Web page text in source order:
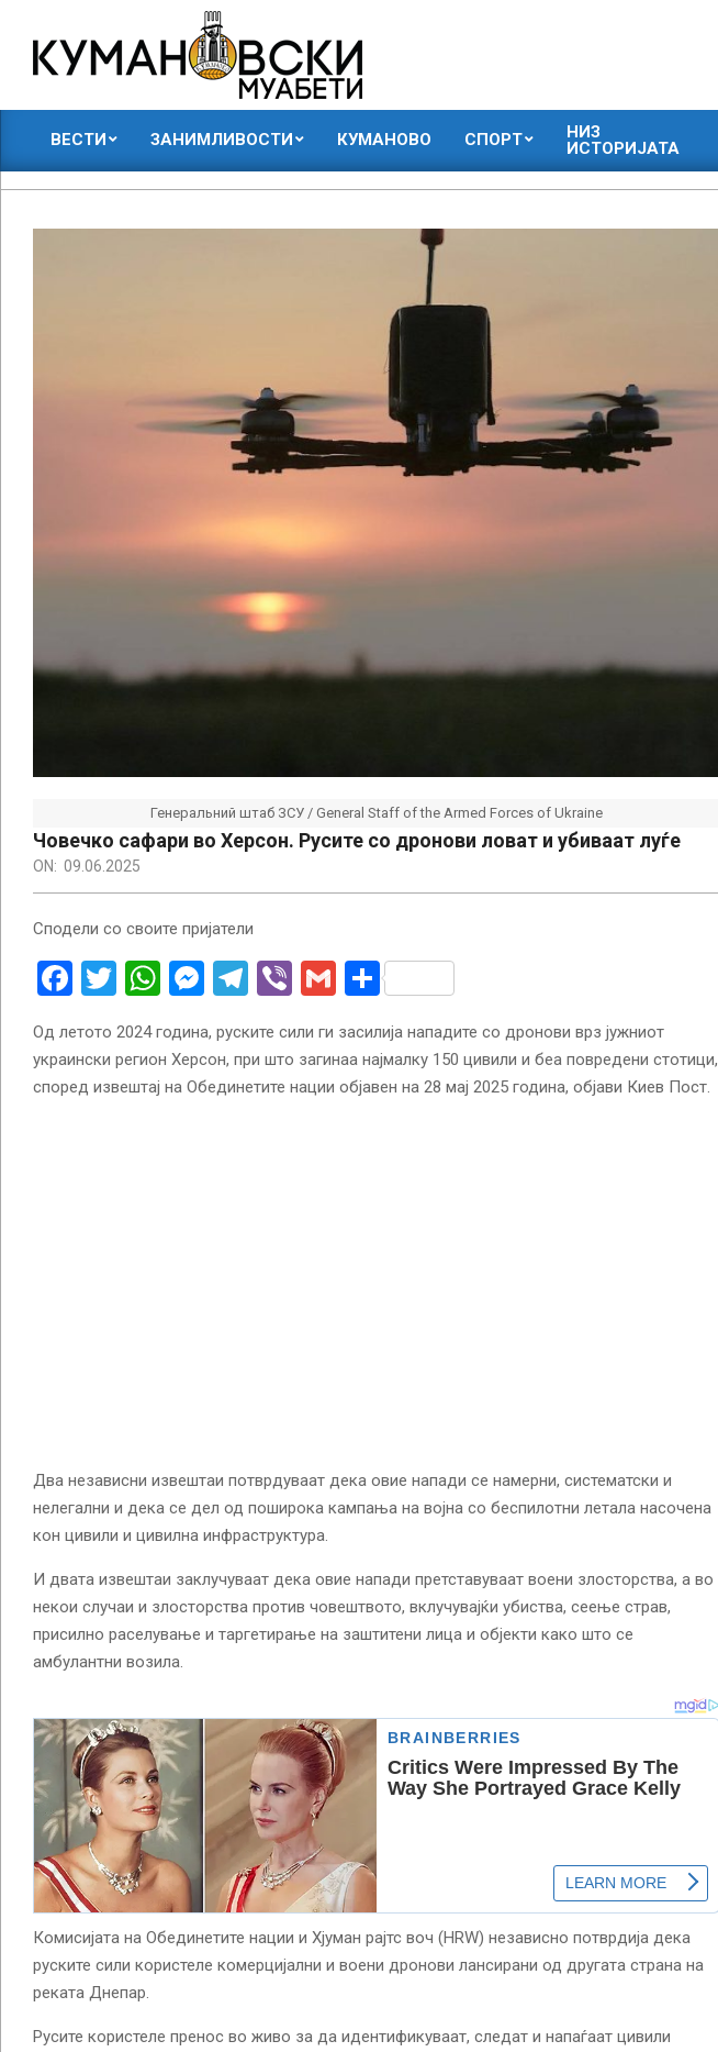
content
КУМАНОВСКИ
МУАБЕТИ
ВЕСТИ ЗАНИМЛИВОСТИ КУМАНОВО СПОРТ
НИЗ
ИСТОРИЈАТА
Генеральний штаб ЗСУ / General Staff of the Armed Forces of Ukraine
Човечко сафари во Херсон. Русите со дронови ловат и убиваат луѓе
ON: 09.06.2025
Сподели со своите пријатели
Facebook
Twitter
WhatsApp
Messenger
Telegram
ViberGmailShare
Од летото 2024 година, руските сили ги засилија нападите со дронови врз јужниот
украински регион Херсон, при што загинаа најмалку 150 цивили и беа повредени стотици,
според извештај на Обединетите нации објавен на 28 мај 2025 година, објави Киев Пост.
Два независни извештаи потврдуваат дека овие напади се намерни, систематски и
нелегални и дека се дел од поширока кампања на војна со беспилотни летала насочена
кон цивили и цивилна инфраструктура.
И двата извештаи заклучуваат дека овие напади претставуваат воени злосторства, а во
некои случаи и злосторства против човештвото, вклучувајќи убиства, сеење страв,
присилно раселување и таргетирање на заштитени лица и објекти како што се
амбулантни возила.
Комисијата на Обединетите нации и Хјуман рајтс воч (HRW) независно потврдија дека
руските сили користеле комерцијални и воени дронови лансирани од другата страна на
реката Днепар.
Русите користеле пренос во живо за да идентификуваат, следат и напаѓаат цивили